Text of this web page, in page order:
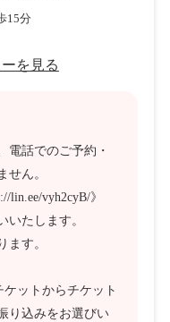
15分
を見る
電話でのご予約・
せん。
lin.ee/vyh2cyB/》
いたします。
ます。
ットからチケット
り込みをお選びい